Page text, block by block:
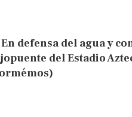
En defensa del agua y
del Estadio